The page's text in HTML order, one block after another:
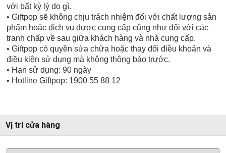
với bất kỳ lý do gì.
• Giftpop sẽ không chịu trách nhiệm đối với chất lượng sản
phẩm hoặc dịch vụ được cung cấp cũng như đối với các
tranh chấp về sau giữa khách hàng và nhà cung cấp.
• Giftpop có quyền sửa chữa hoặc thay đổi điều khoản và
điều kiện sử dụng mà không thông báo trước.
• Hạn sử dụng: 90 ngày
• Hotline Giftpop: 1900 55 88 12
Vị trí cửa hàng